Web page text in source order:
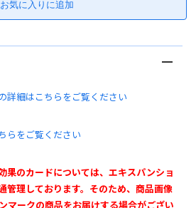
詳細はこちらをご覧ください
らをご覧ください
果のカードについては、エキスパンショ
管理しております。そのため、商品画像
マークの商品をお届けする場合がござい